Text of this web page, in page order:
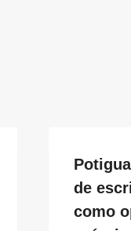
de
como